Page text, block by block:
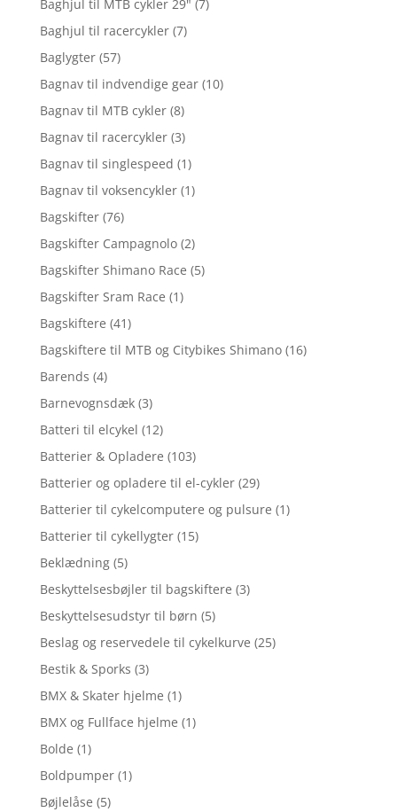
Baghjul til MTB cykler 29" (7)
Baghjul til racercykler (7)
Baglygter (57)
Bagnav til indvendige gear (10)
Bagnav til MTB cykler (8)
Bagnav til racercykler (3)
Bagnav til singlespeed (1)
Bagnav til voksencykler (1)
Bagskifter (76)
Bagskifter Campagnolo (2)
Bagskifter Shimano Race (5)
Bagskifter Sram Race (1)
Bagskiftere (41)
Bagskiftere til MTB og Citybikes Shimano (16)
Barends (4)
Barnevognsdæk (3)
Batteri til elcykel (12)
Batterier & Opladere (103)
Batterier og opladere til el-cykler (29)
Batterier til cykelcomputere og pulsure (1)
Batterier til cykellygter (15)
Beklædning (5)
Beskyttelsesbøjler til bagskiftere (3)
Beskyttelsesudstyr til børn (5)
Beslag og reservedele til cykelkurve (25)
Bestik & Sporks (3)
BMX & Skater hjelme (1)
BMX og Fullface hjelme (1)
Bolde (1)
Boldpumper (1)
Bøjlelåse (5)